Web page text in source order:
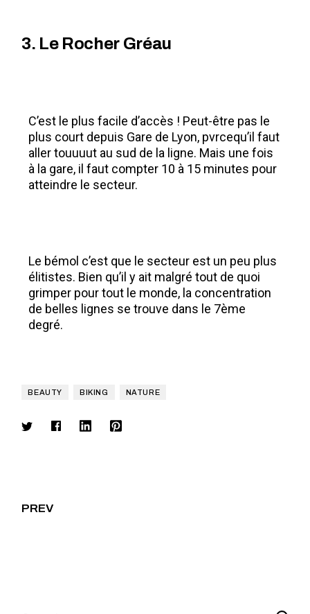
3. Le Rocher Gréau
C’est le plus facile d’accès ! Peut-être pas le
plus court depuis Gare de Lyon, pvrcequ’il faut
aller touuuut au sud de la ligne. Mais une fois
à la gare, il faut compter 10 à 15 minutes pour
atteindre le secteur.
Le bémol c’est que le secteur est un peu plus
élitistes. Bien qu’il y ait malgré tout de quoi
grimper pour tout le monde, la concentration
de belles lignes se trouve dans le 7ème
degré.
BEAUTY BIKING NATURE
PREV